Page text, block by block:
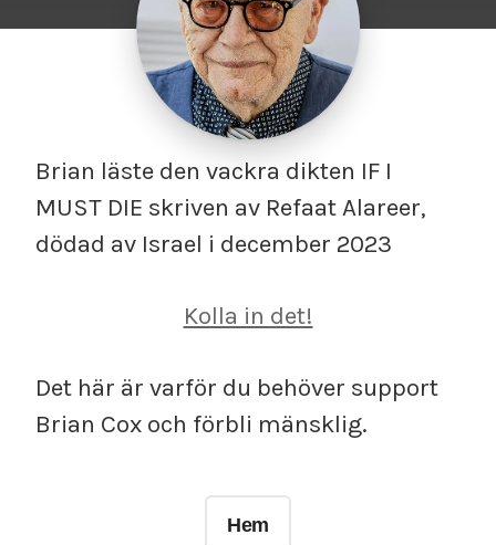
Brian läste den vackra dikten IF I
MUST DIE skriven av Refaat Alareer,
dödad av Israel i december 2023
Kolla in det!
Det här är varför du behöver support
Brian Cox och förbli mänsklig.
Hem